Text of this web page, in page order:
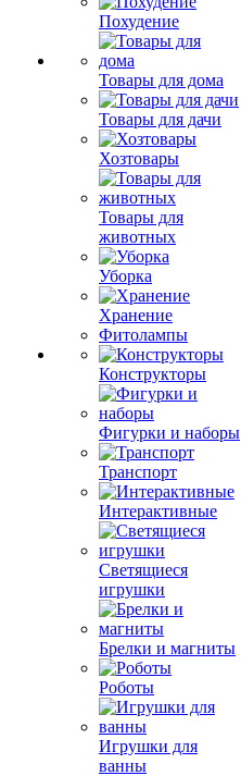
Похудение
Товары для дома
Товары для дачи
Хозтовары
Товары для
животных
Уборка
Хранение
Фитолампы
Конструкторы
Фигурки и наборы
Транспорт
Интерактивные
Светящиеся
игрушки
Брелки и магниты
Роботы
Игрушки для
ванны